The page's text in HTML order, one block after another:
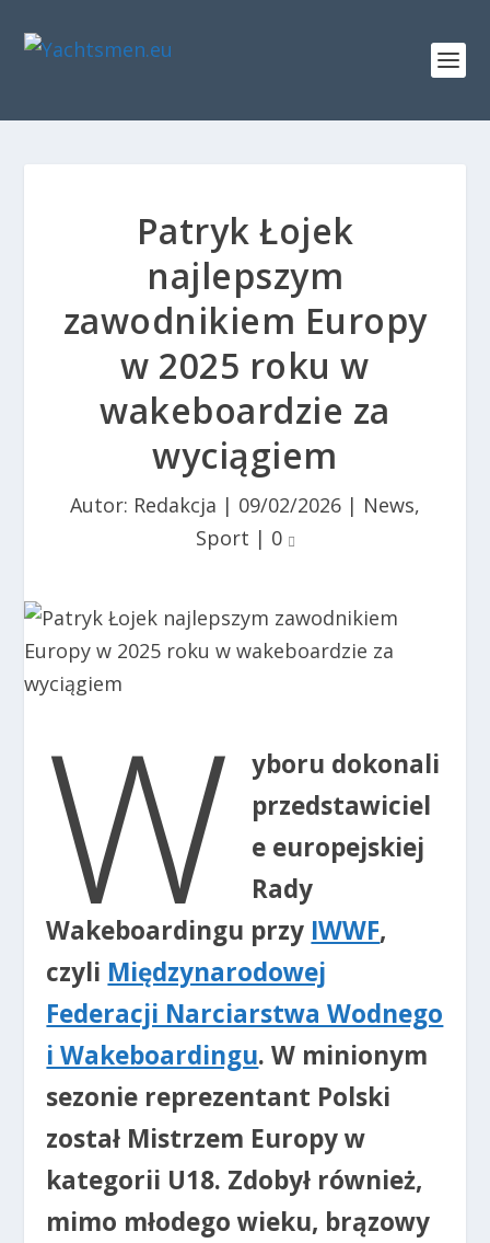
Patryk Łojek
najlepszym
zawodnikiem Europy
w 2025 roku w
wakeboardzie za
wyciągiem
Autor: Redakcja | 09/02/2026 | News,
Sport | 0
W
yboru dokonali
przedstawiciel
e europejskiej
Rady
Wakeboardingu przy IWWF,
czyli Międzynarodowej
Federacji Narciarstwa Wodnego
i Wakeboardingu. W minionym
sezonie reprezentant Polski
został Mistrzem Europy w
kategorii U18. Zdobył również,
mimo młodego wieku, brązowy